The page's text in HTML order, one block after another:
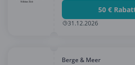
50 €
31.12.2026
Berge & Meer